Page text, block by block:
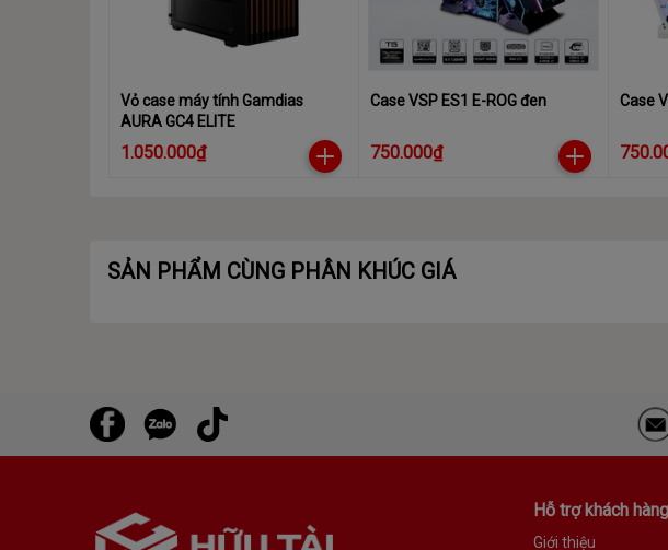
175 mm
400mm
Mainboard support/Hỗ trợ mainboard
Case Size/Kích thước Case
Material note/Ghi chú mặt kính
Vỏ case máy tính Gamdias
AURA GC4 ELITE
1.050.000₫
Case VSP ES1 E-ROG đen
750.000₫
Case
SẢN PHẨM CÙNG PHÂN KHÚC GIÁ
Hỗ trợ khách hàng
Giới thiệu